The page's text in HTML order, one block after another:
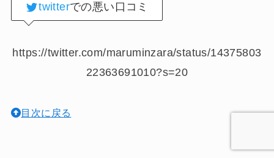
twitterでの悪い口コミ
https://twitter.com/maruminzara/status/14375803
22363691010?s=20
目次に戻る